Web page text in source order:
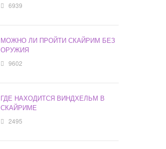
6939
МОЖНО ЛИ ПРОЙТИ СКАЙРИМ БЕЗ
ОРУЖИЯ
9602
ГДЕ НАХОДИТСЯ ВИНДХЕЛЬМ В
СКАЙРИМЕ
2495